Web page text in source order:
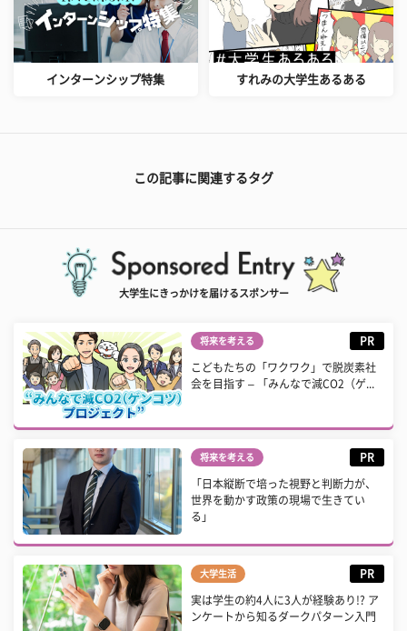
インターンシップ特集 すれみの大学生あるある
この記事に関連するタグ
大学生にきっかけを届けるスポンサー
将来を考える PR
こどもたちの「ワクワク」で脱炭素社
会を目指す – 「みんなで減CO2（ゲ...
将来を考える PR
「日本縦断で培った視野と判断力が、
世界を動かす政策の現場で生きてい
る」
大学生活 PR
実は学生の約4人に3人が経験あり!? ア
ンケートから知るダークパターン入門